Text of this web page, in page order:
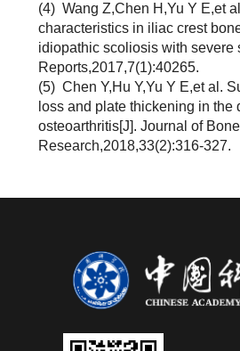
(4) Wang Z,Chen H,Yu Y E,et
characteristics in iliac crest
idiopathic scoliosis with severe
Reports,2017,7(1):40265.
(5) Chen Y,Hu Y,Yu Y E,et al.
loss and plate thickening in the
osteoarthritis[J]. Journal of
Research,2018,33(2):316-327.